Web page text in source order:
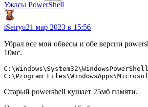
Ужасы PowerShell
iSeiryu21 мар 2023 в 15:56
Убрал все мои обвесы и обе версии
10мс.
C:\Program
Старый powershell кушает 25мб памяти.